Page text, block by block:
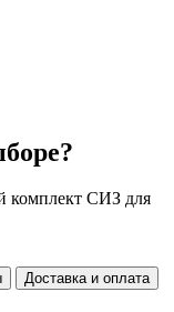
комплект СИЗ для
Доставка и оплата